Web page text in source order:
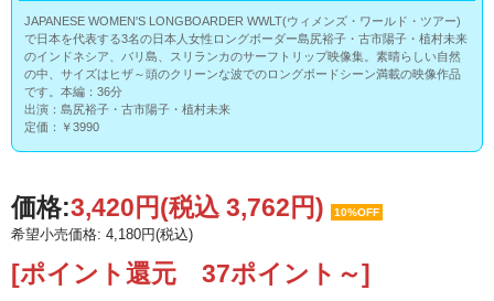
JAPANESE WOMEN'S LONGBOARDER WWLT(ウィメンズ・ワールド・ツアー)
で日本を代表する3名の日本人女性ロングボーダー島尻裕子・古市陽子・植村未来
のインドネシア、バリ島、スリランカのサーフトリップ映像集。素晴らしい自然
の中、サイズはヒザ～頭のクリーンな波でのロングボードシーン満載の映像作品
です。本編：36分
出演：島尻裕子・古市陽子・植村未来
定価：￥3990
価格:3,420円(税込 3,762円) 10%OFF
希望小売価格: 4,180円(税込)
[ポイント還元 37ポイント～]